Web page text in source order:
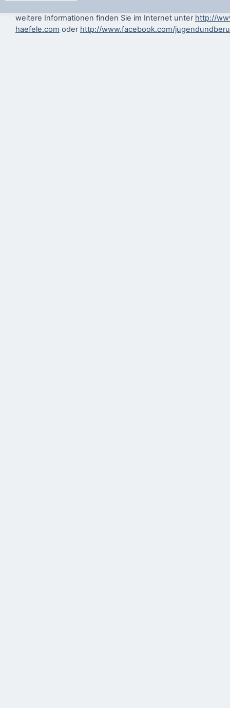
weitere Informationen finden Sie im Internet unter http://
haefele.com oder http://www.facebook.com/